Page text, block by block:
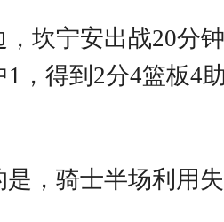
坎宁安出战20分
1，得到2分4篮板4
，骑士半场利用